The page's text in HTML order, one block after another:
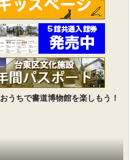
おうちで書道博物館を楽しもう！